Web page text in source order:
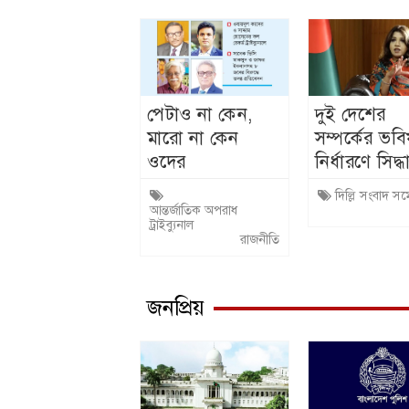
পেটাও না কেন,
মারো না কেন
ওদের
আন্তর্জাতিক অপরাধ
ট্রাইব্যুনাল
রাজনীতি
দুই দেশের
সম্পর্কের
নির্ধারণে
ভারতের:
প্রতিমন্ত্রী শামা
দিল্লি সংবাদ
জনপ্রিয়